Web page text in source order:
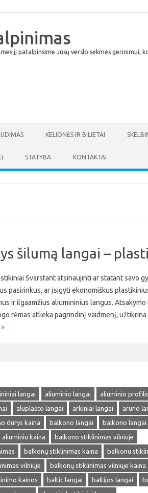
jį patalpinsime Jūsų verslo sėkmės
KELIONĖS IR BILIETAI
STATYBA KONTAKTAI
šilumą langai –
Svarstant atsinaujinti ar statant savo
pasirinkus, ar įsigyti ekonomiškus
ir ilgaamžius aliumininius langus.
rėmas atlieka pagrindinį vaidmenį,
langai aliuminio langai
aliuminio
aluplasto langai arkiniai langai
aruno
durys kaina balkono langai
balkono langai
kaina
balkono stiklinimas vilniuje
balkonų stiklinimas kaina
balkonu
vilniuje
balkonų stiklinimas vilniuje kaina
kainos baltic langai baltijos langai